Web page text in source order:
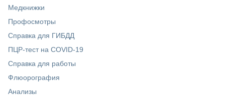
Медкнижки
Профосмотры
Справка для ГИБДД
ПЦР-тест на COVID-19
Справка для работы
Флюорография
Анализы